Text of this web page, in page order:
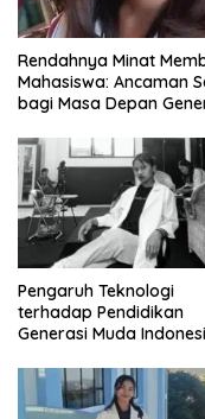
Rendahnya Minat
Mahasiswa: Ancaman
bagi Masa Depan
Pengaruh Teknologi
terhadap Pendidikan
Generasi Muda